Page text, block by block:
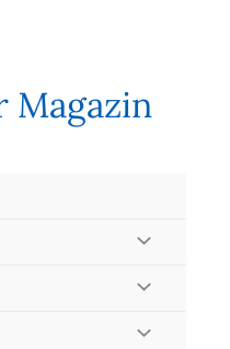
Magazin